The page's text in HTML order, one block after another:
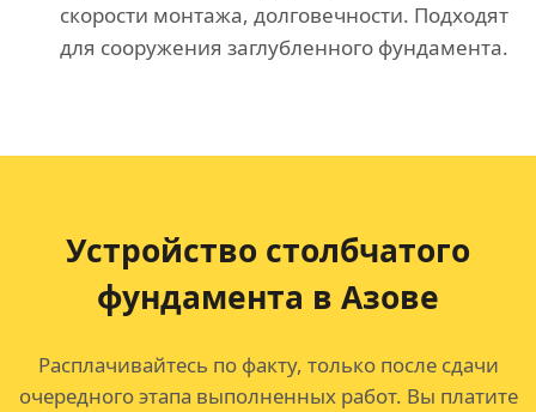
скорости монтажа, долговечности. Подходят
для сооружения заглубленного фундамента.
Устройство столбчатого
фундамента в Азове
Расплачивайтесь по факту, только после сдачи
очередного этапа выполненных работ. Вы платите